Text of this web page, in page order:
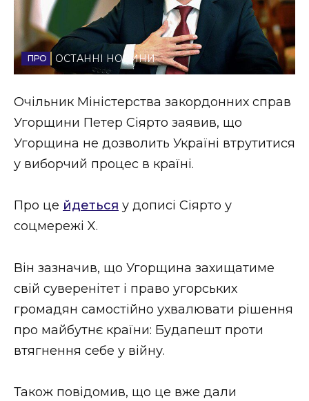
Стиль життя
Втрачений Ужгород
Втрачений Ужгород (відеоверсія)
ЗАКАРПАТСЬКІ НОВИНИ
ВІДЕО
ОСТАННІ НОВИНИ
Очільник Міністерства закордонних справ
Угорщини Петер Сіярто заявив, що
Угорщина не дозволить Україні втрутитися
у виборчий процес в країні.
Про це йдеться у дописі Сіярто у
соцмережі X.
Він зазначив, що Угорщина захищатиме
свій суверенітет і право угорських
громадян самостійно ухвалювати рішення
про майбутнє країни: Будапешт проти
втягнення себе у війну.
Також повідомив, що це вже дали